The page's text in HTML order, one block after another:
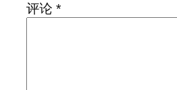
评论 *